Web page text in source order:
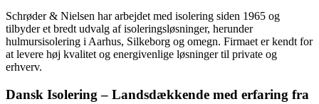
Schrøder & Nielsen har arbejdet med isolering siden 1965 og
tilbyder et bredt udvalg af isoleringsløsninger, herunder
hulmursisolering i Aarhus, Silkeborg og omegn. Firmaet er kendt for
at levere høj kvalitet og energivenlige løsninger til private og
erhverv.
Dansk Isolering – Landsdækkende med erfaring fra